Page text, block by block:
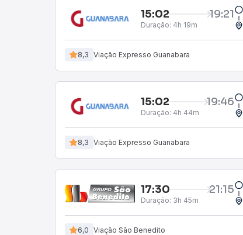
15:02 19:21
Duração: 4h 19m
8,3 Viação Expresso Guanabara
15:02 19:46
Duração: 4h 44m
8,3 Viação Expresso Guanabara
17:30 21:15
Duração: 3h 45m
6,0 Viação São Benedito